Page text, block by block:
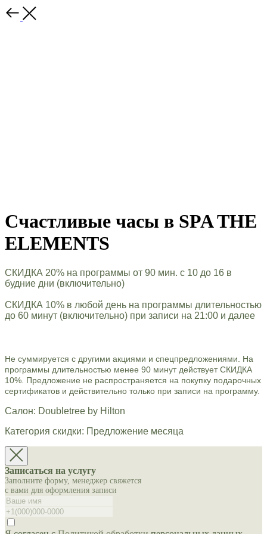
Счастливые часы в SPA THE
ELEMENTS
СКИДКА 20% на программы от 90 мин. с 10 до 16 в
будние дни (включительно)
СКИДКА 10% в любой день на программы длительностью
до 60 минут (включительно) при записи на 21:00 и далее
Не суммируется с другими акциями и спецпредложениями. На
программы длительностью менее 90 минут действует СКИДКА
10%. Предложение не распространяется на покупку подарочных
сертификатов и действительно только при записи на программу.
Салон: Doubletree by Hilton
Категория скидки: Предложение месяца
Записаться на услугу
Заполните форму, менеджер свяжется
с вами для оформления записи